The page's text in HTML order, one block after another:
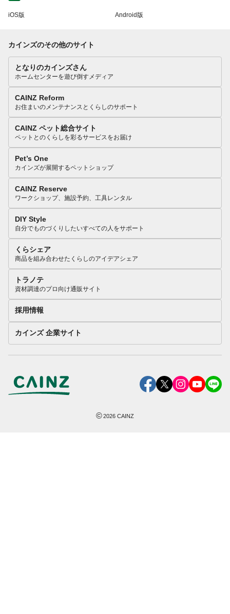
iOS版 Android版
カインズのその他のサイト
となりのカインズさん
ホームセンターを遊び倒すメディア
CAINZ Reform
お住まいのメンテナンスとくらしのサポート
CAINZ ペット総合サイト
ペットとのくらしを彩るサービスをお届け
Pet’s One
カインズが展開するペットショップ
CAINZ Reserve
ワークショップ、施設予約、工具レンタル
DIY Style
自分でものづくりしたいすべての人をサポート
くらシェア
商品を組み合わせたくらしのアイデアシェア
トラノテ
資材調達のプロ向け通販サイト
採用情報
カインズ 企業サイト
©2026 CAINZ